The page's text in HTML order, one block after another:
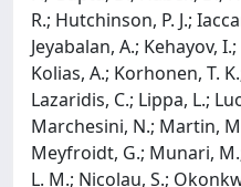
R.; Hutchinson, P. J.;
Jeyabalan, A.; Kehayov,
Kolias, A.; Korhonen, T.
Lazaridis, C.; Lippa, L.;
Marchesini, N.; Martin,
Meyfroidt, G.; Munari,
L. M.; Nicolau, S.;